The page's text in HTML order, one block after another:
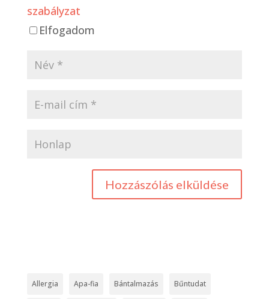
szabályzat
Elfogadom
Allergia Apa-fia Bántalmazás Bűntudat